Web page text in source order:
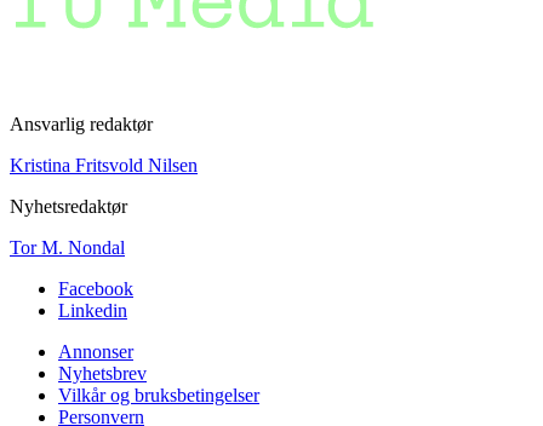
Ansvarlig redaktør
Kristina Fritsvold Nilsen
Nyhetsredaktør
Tor M. Nondal
Facebook
Linkedin
Annonser
Nyhetsbrev
Vilkår og bruksbetingelser
Personvern